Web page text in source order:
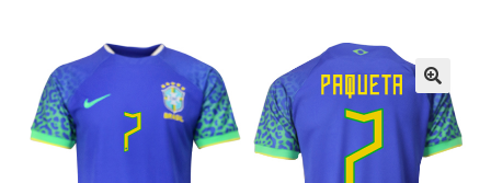
Košarica
Moj račun